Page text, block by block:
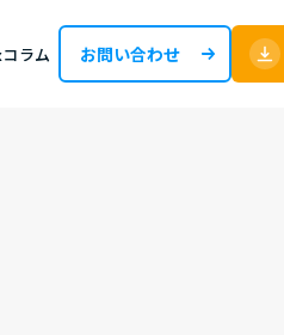
ラム お問い合わせ